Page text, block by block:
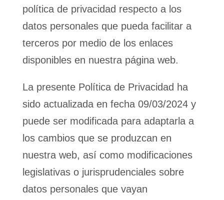
política de privacidad respecto a los
datos personales que pueda facilitar a
terceros por medio de los enlaces
disponibles en nuestra página web.
La presente Política de Privacidad ha
sido actualizada en fecha09/03/2024 y
puede ser modificada para adaptarla a
los cambios que se produzcan en
nuestra web, así como modificaciones
legislativas o jurisprudenciales sobre
datos personales que vayan